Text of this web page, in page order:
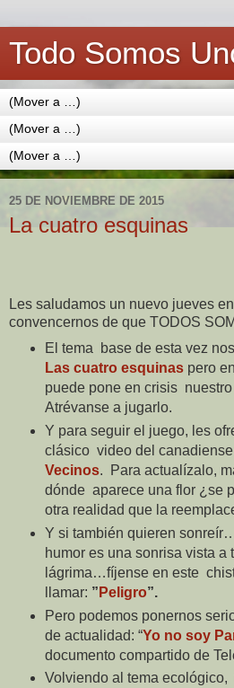
Todo Somos
25 DE NOVIEMBRE DE 2015
La cuatro esquinas
Les saludamos un nuevo jueves
convencernos de que TODOS
El tema
base de esta vez
Las cuatro esquinaspero
puede pone en crisis nuestro
Atrévanse a jugarlo.
Y para seguir el juego, les
clásico video del canadiense
Vecinos.
Para actualízalo,
dónde aparece una flor ¿se
otra realidad que la
Y si también quieren
humor es una sonrisa vista a
lágrima…fíjense en este
llamar: ” Peligro”.
Pero podemos ponernos
de actualidad: “Yo no soy
documento compartido de
Volviendo al tema ecológico,